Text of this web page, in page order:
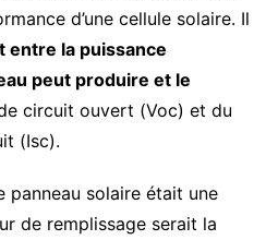
d’une cellule solaire. Il
entre la puissance
peut produire et le
circuit ouvert (Voc) et du
(Isc).
panneau solaire était une
de remplissage serait la